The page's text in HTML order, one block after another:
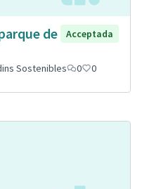
de
Acceptada
Sostenibles 0 0